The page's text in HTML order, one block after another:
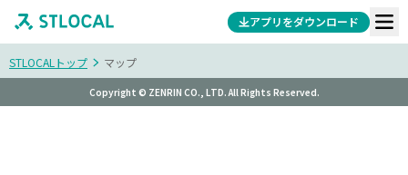
アプリをダウンロード
STLOCALトップ マップ
Copyright © ZENRIN CO., LTD. All Rights Reserved.